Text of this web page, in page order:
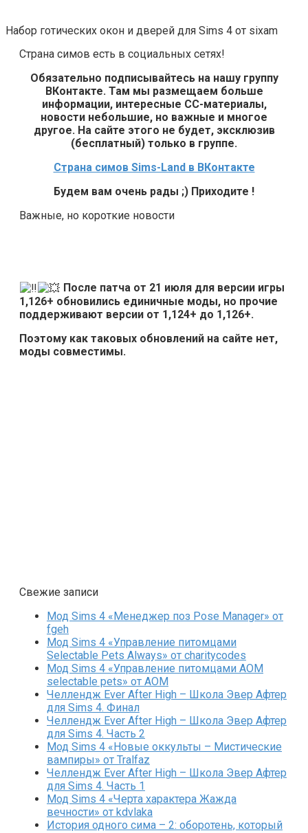
Набор готических окон и дверей для Sims 4 от sixam
Страна симов есть в социальных сетях!
Обязательно подписывайтесь на нашу группу
ВКонтакте. Там мы размещаем больше
информации, интересные СС-материалы,
новости небольшие, но важные и многое
другое. На сайте этого не будет, эксклюзив
(бесплатный) только в группе.
Страна симов Sims-Land в ВКонтакте
Будем вам очень рады ;) Приходите !
Важные, но короткие новости
После патча от 21 июля для версии игры
1,126+ обновились единичные моды, но прочие
поддерживают версии от 1,124+ до 1,126+.
Поэтому как таковых обновлений на сайте нет,
моды совместимы.
Свежие записи
Мод Sims 4 «Менеджер поз Pose Manager» от
fgeh
Мод Sims 4 «Управление питомцами
Selectable Pets Always» от charitycodes
Мод Sims 4 «Управление питомцами AOM
selectable pets» от AOM
Челлендж Ever After High – Школа Эвер Афтер
для Sims 4. Финал
Челлендж Ever After High – Школа Эвер Афтер
для Sims 4. Часть 2
Мод Sims 4 «Новые оккульты – Мистические
вампиры» от Tralfaz
Челлендж Ever After High – Школа Эвер Афтер
для Sims 4. Часть 1
Мод Sims 4 «Черта характера Жажда
вечности» от kdvlaka
История одного сима – 2: оборотень, который